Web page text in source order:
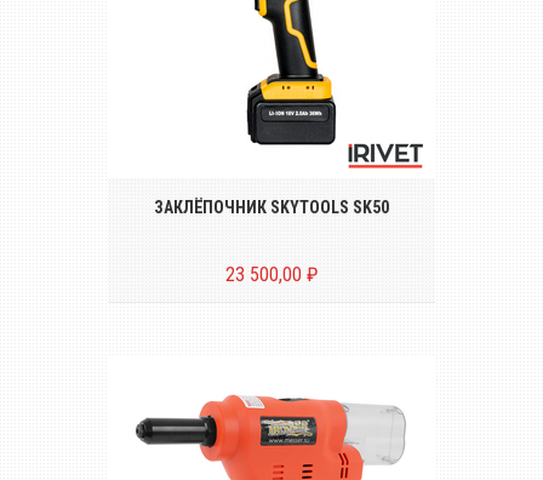
Беспроводной аккумуляторный
инструмент для установки вытяжных
заклёпок диаметром от Ø 3.0 до Ø 5.0 mm
ЗАКЛЁПОЧНИК SKYTOOLS SK50
23 500,00 ₽